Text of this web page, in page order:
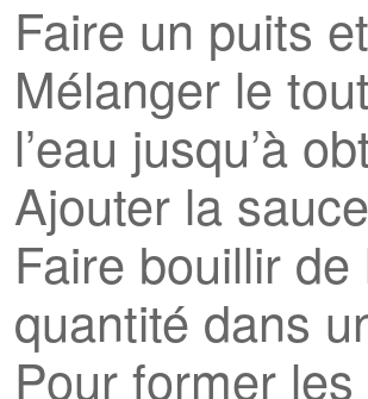
Faire un puits
Mélanger le
l’eau jusqu’à
Ajouter la
Faire bouillir
quantité dans
Pour former